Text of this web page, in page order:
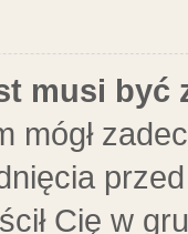
musi być
mógł
Cię w